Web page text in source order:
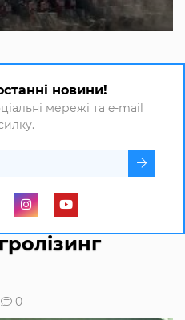
новини!
мережі та e-mail
0